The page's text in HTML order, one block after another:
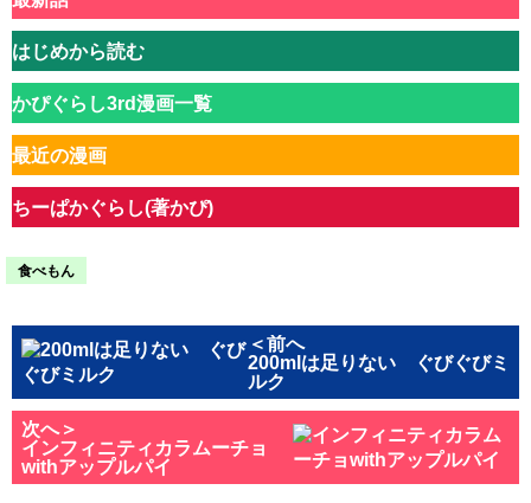
はじめから読む
かぴぐらし3rd漫画一覧
最近の漫画
ちーぱかぐらし(著かぴ)
食べもん
＜前へ
200mlは足りない ぐびぐびミ
ルク
次へ＞
インフィニティカラムーチョ
withアップルパイ